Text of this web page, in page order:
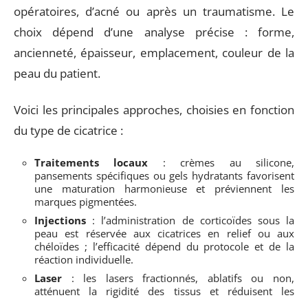
opératoires, d’acné ou après un traumatisme. Le
choix dépend d’une analyse précise : forme,
ancienneté, épaisseur, emplacement, couleur de la
peau du patient.
Voici les principales approches, choisies en fonction
du type de cicatrice :
Traitements locaux : crèmes au silicone,
pansements spécifiques ou gels hydratants favorisent
une maturation harmonieuse et préviennent les
marques pigmentées.
Injections : l’administration de corticoïdes sous la
peau est réservée aux cicatrices en relief ou aux
chéloïdes ; l’efficacité dépend du protocole et de la
réaction individuelle.
Laser : les lasers fractionnés, ablatifs ou non,
atténuent la rigidité des tissus et réduisent les